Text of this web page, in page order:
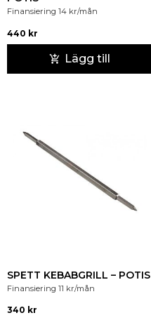
Finansiering 14 kr/mån
440 kr
Lägg till
SPETT KEBABGRILL – POTIS
Finansiering 11 kr/mån
340 kr